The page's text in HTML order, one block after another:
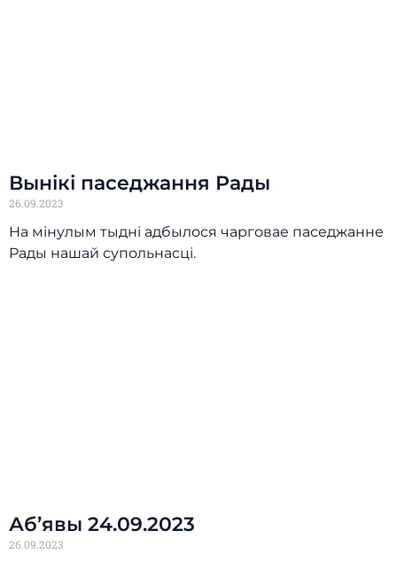
Вынікі паседжання Рады
26.09.2023
На мінулым тыдні адбылося чарговае паседжанне
Рады нашай супольнасці.
Аб’явы 24.09.2023
26.09.2023